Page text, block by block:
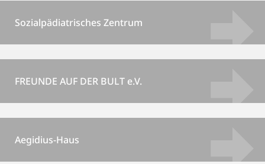
Sozialpädiatrisches Zentrum
FREUNDE AUF DER BULT e.V.
Aegidius-Haus